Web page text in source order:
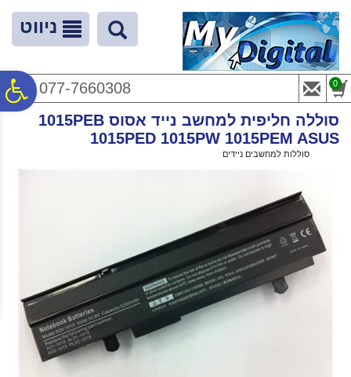
נגישות
המרכזי
ניווט
077-7660308 0
סוללה חליפית למחשב נייד אסוס 1015PEB
1015PED 1015PW 1015PEM ASUS
סוללות למחשבים ניידים